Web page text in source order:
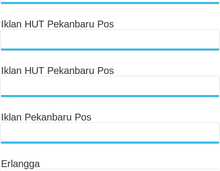
Iklan HUT Pekanbaru Pos
Iklan HUT Pekanbaru Pos
Iklan Pekanbaru Pos
Erlangga